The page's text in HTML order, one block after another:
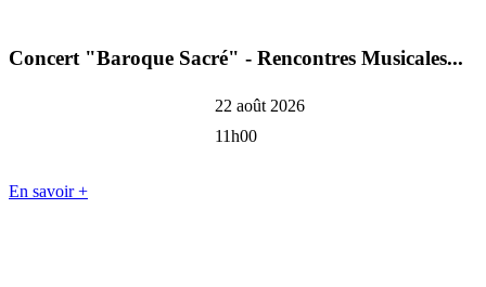
Concert "Baroque Sacré" - Rencontres Musicales...
22 août 2026
11h00
En savoir +